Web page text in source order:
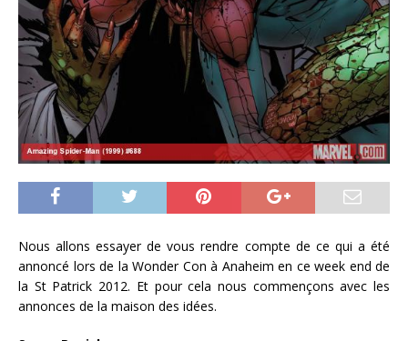
Nous allons essayer de vous rendre compte de ce qui a été
annoncé lors de la Wonder Con à Anaheim en ce week end de
la St Patrick 2012. Et pour cela nous commençons avec les
annonces de la maison des idées.